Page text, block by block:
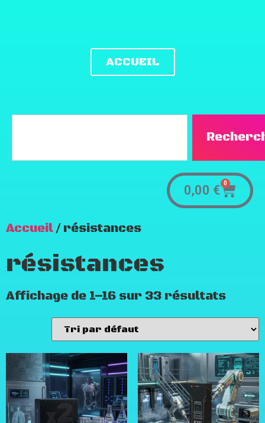
ACCUEIL
0,00 € 0
Accueil/ résistances
résistances
Affichage de 1–16 sur 33 résultats